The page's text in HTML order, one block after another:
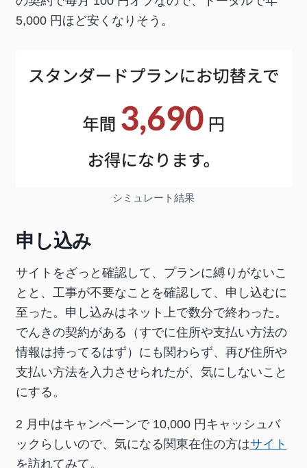
5,000 円ほど安くなりそう。
シミュレート結果
申し込み
サイトをざっと確認して、プランに縛りがないこ
とと、工事が不要なことを確認して、申し込むに
至った。申し込みはネット上で数分で終わった。
でんきの契約がある（すでに住所や支払い方法の
情報は持ってるはず）にも関わらず、再び住所や
支払い方法を入力させられたが、気にしないこと
にする。
2 月中はキャンペーンで 10,000 円キャッシュバ
ックらしいので、気になる関東在住の方はサイト
を訪れてみて。